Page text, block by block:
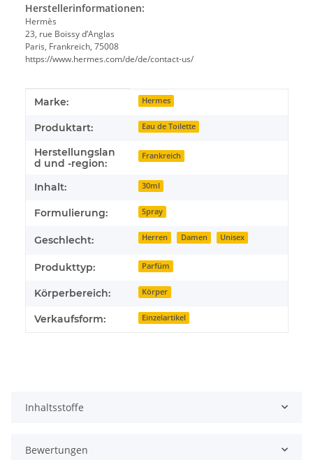
Herstellerinformationen:
Hermès
23, rue Boissy d’Anglas
Paris, Frankreich, 75008
https://www.hermes.com/de/de/contact-us/
Produkteigenschaft
Wert
Marke: Hermes
Produktart: Eau de Toilette
Herstellungslan
d und -region:
Frankreich
Inhalt: 30ml
Formulierung: Spray
Geschlecht: Herren Damen Unisex
Produkttyp: Parfüm
Körperbereich: Körper
Verkaufsform: Einzelartikel
Inhaltsstoffe
Bewertungen